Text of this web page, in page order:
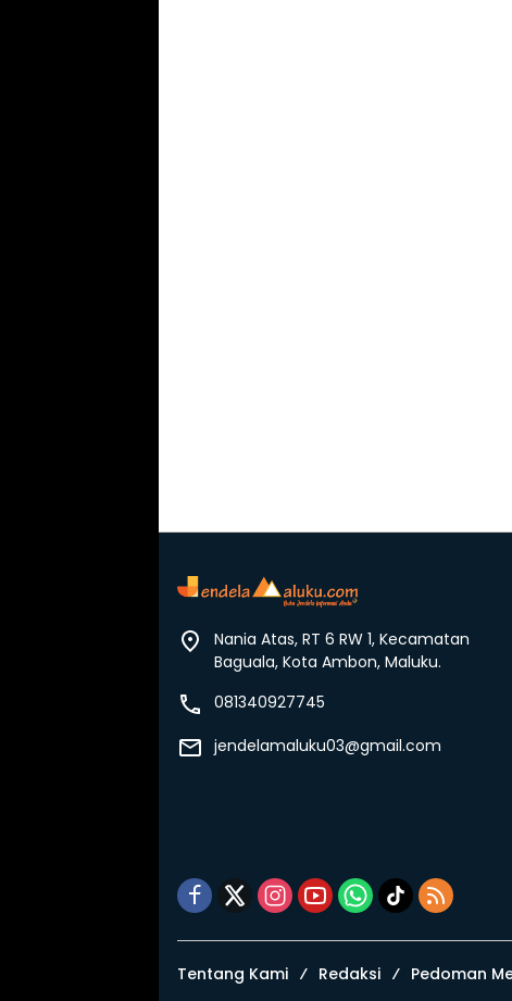
Nania Atas, RT 6 RW 1, Kecamatan
Baguala, Kota Ambon, Maluku.
081340927745
jendelamaluku03@gmail.com
Tentang Kami Redaksi Pedoman